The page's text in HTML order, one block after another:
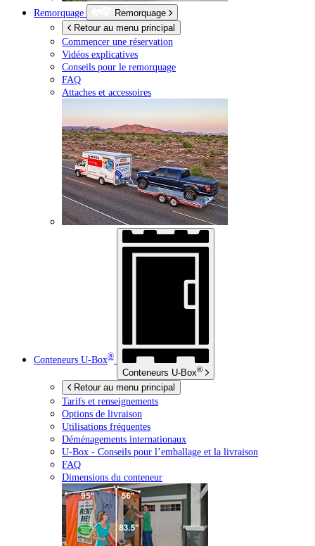
Remorquage
Remorquage
Retour au menu principal
Commencer une réservation
Vidéos explicatives
Conseils pour le remorquage
FAQ
Attaches et accessoires
Conteneurs U-Box®
Conteneurs U-Box®
Retour au menu principal
Tarifs et renseignements
Options de livraison
Utilisations fréquentes
Déménagements internationaux
U-Box - Conseils pour l’emballage et la livraison
FAQ
Dimensions du conteneur